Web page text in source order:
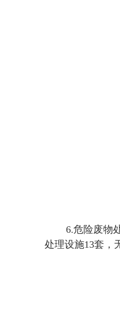
6.危险废物
处理设施13套，